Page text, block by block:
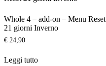
Whole 4 – add-on – Menu Reset
21 giorni Inverno
€ 24,90
Leggi tutto